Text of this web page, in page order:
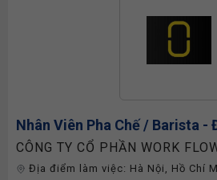
Nhân Viên Pha Chế / Barista -
CÔNG TY CỔ PHẦN WORK
Địa điểm làm việc: Hà Nội , Hồ Chí